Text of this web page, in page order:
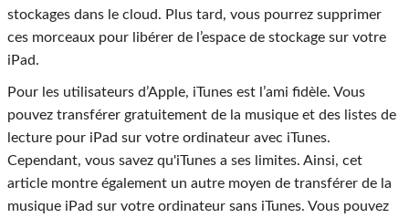
stockages dans le cloud. Plus tard, vous pourrez supprimer
ces morceaux pour libérer de l’espace de stockage sur votre
iPad.
Pour les utilisateurs d’Apple, iTunes est l’ami fidèle. Vous
pouvez transférer gratuitement de la musique et des listes de
lecture pour iPad sur votre ordinateur avec iTunes.
Cependant, vous savez qu'iTunes a ses limites. Ainsi, cet
article montre également un autre moyen de transférer de la
musique iPad sur votre ordinateur sans iTunes. Vous pouvez